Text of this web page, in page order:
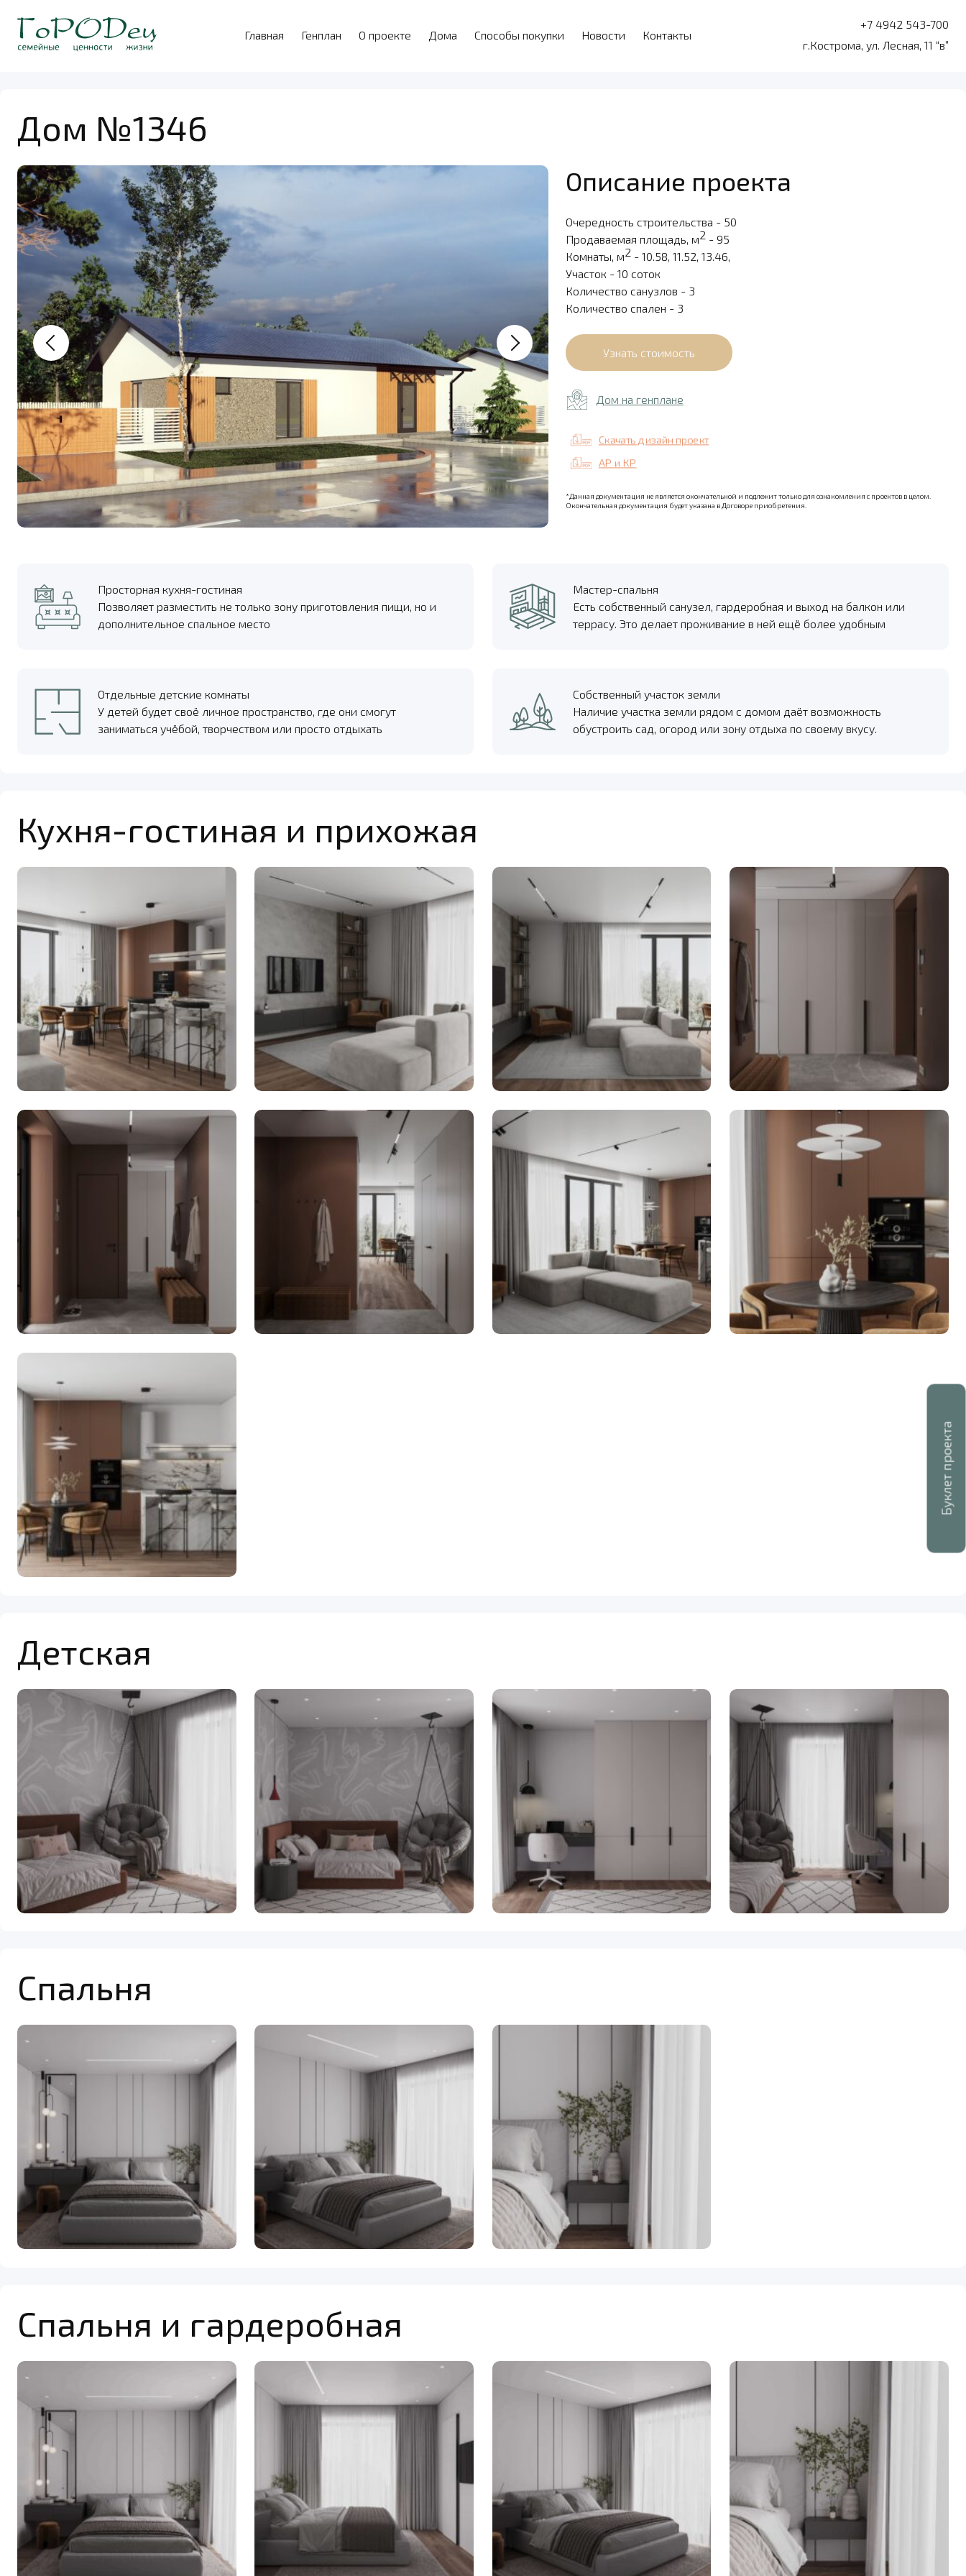
Буклет проекта
Главная Генплан О проекте Дома Способы покупки Новости Контакты
+7 4942 543-700
г.Кострома, ул. Лесная, 11 “в”
Дом №1346
Описание проекта
Очередность строительства - 50
Продаваемая площадь, м2- 95
Комнаты, м2- 10.58, 11.52, 13.46,
Участок - 10 соток
Количество санузлов - 3
Количество спален - 3
Дом на генплане
Скачать дизайн проект
АР и КР
*Данная документация не является окончательной и подлежит только для ознакомления с проектов в целом.
Окончательная документация будет указана в Договоре приобретения.
Просторная кухня-гостиная
Позволяет разместить не только зону приготовления пищи, но и
дополнительное спальное место
Мастер-спальня
Есть собственный санузел, гардеробная и выход на балкон или
террасу. Это делает проживание в ней ещё более удобным
Отдельные детские комнаты
У детей будет своё личное пространство, где они смогут
заниматься учёбой, творчеством или просто отдыхать
Собственный участок земли
Наличие участка земли рядом с домом даёт возможность
обустроить сад, огород или зону отдыха по своему вкусу.
Кухня-гостиная и прихожая
Детская
Спальня
Спальня и гардеробная